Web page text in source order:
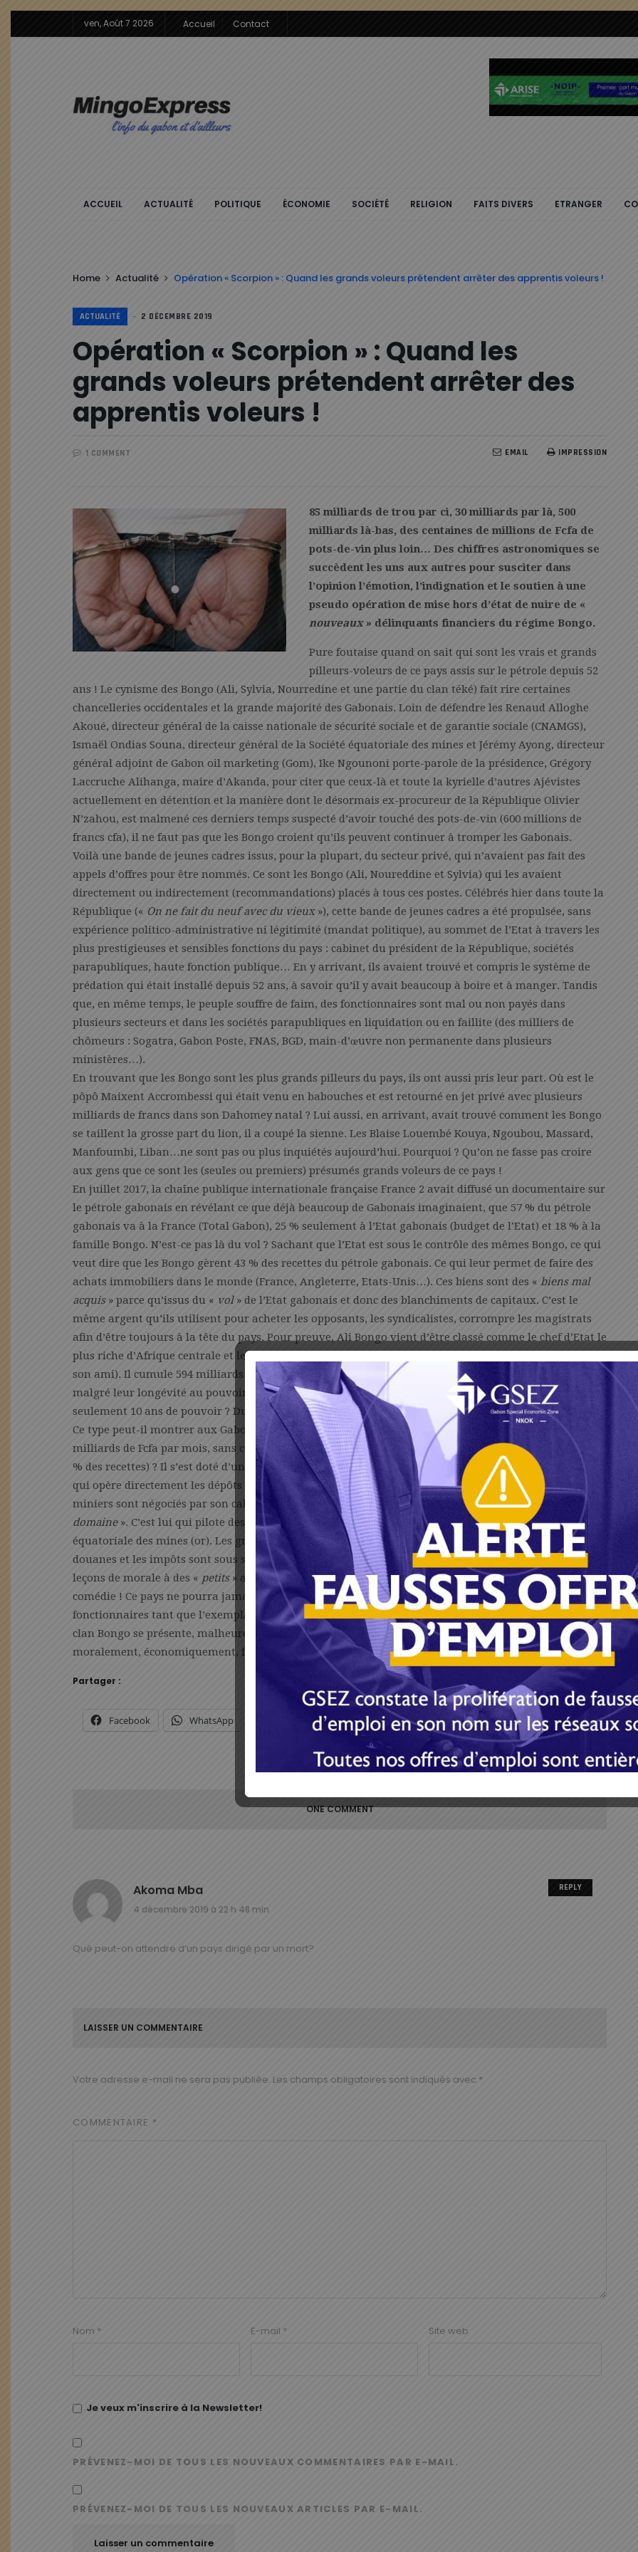
ven, Août 7 2026 Accueil Contact
ACCUEIL ACTUALITÉ POLITIQUE ÉCONOMIE SOCIÉTÉ RELIGION FAITS DIVERS ETRANGER
Home Actualité Opération « Scorpion » : Quand les grands voleurs prétendent arrêter des apprentis voleurs !
ACTUALITÉ 2 DÉCEMBRE 2019
Opération « Scorpion » : Quand les
grands voleurs prétendent arrêter des
apprentis voleurs !
1 COMMENT IMPRESSION
EMAIL
85 milliards de trou par ci, 30 milliards par là, 500
milliards là-bas, des centaines de millions de Fcfa de
pots-de-vin plus loin… Des chiffres astronomiques se
succèdent les uns aux autres pour susciter dans
l’opinion l’émotion, l’indignation et le soutien à une
pseudo opération de mise hors d’état de nuire de «
nouveaux» délinquants financiers du régime Bongo.
Pure foutaise quand on sait qui sont les vrais et grands
pilleurs-voleurs de ce pays assis sur le pétrole depuis 52
ans ! Le cynisme des Bongo (Ali, Sylvia, Nourredine et une partie du clan téké) fait rire certaines
chancelleries occidentales et la grande majorité des Gabonais. Loin de défendre les Renaud Alloghe
Akoué, directeur général de la caisse nationale de sécurité sociale et de garantie sociale (CNAMGS),
Ismaël Ondias Souna, directeur général de la Société équatoriale des mines et Jérémy Ayong, directeur
général adjoint de Gabon oil marketing (Gom), Ike Ngounoni porte-parole de la présidence, Grégory
Laccruche Alihanga, maire d’Akanda, pour citer que ceux-là et toute la kyrielle d’autres Ajévistes
actuellement en détention et la manière dont le désormais ex-procureur de la République Olivier
N’zahou, est malmené ces derniers temps suspecté d’avoir touché des pots-de-vin (600 millions de
francs cfa), il ne faut pas que les Bongo croient qu’ils peuvent continuer à tromper les Gabonais.
Voilà une bande de jeunes cadres issus, pour la plupart, du secteur privé, qui n’avaient pas fait des
appels d’offres pour être nommés. Ce sont les Bongo (Ali, Noureddine et Sylvia) qui les avaient
directement ou indirectement (recommandations) placés à tous ces postes. Célébrés hier dans toute la
République (« On ne fait du neuf avec du vieux»), cette bande de jeunes cadres a été propulsée, sans
expérience politico-administrative ni légitimité (mandat politique), au sommet de l’Etat à travers les
plus prestigieuses et sensibles fonctions du pays : cabinet du président de la République, sociétés
parapubliques, haute fonction publique… En y arrivant, ils avaient trouvé et compris le système de
prédation qui était installé depuis 52 ans, à savoir qu’il y avait beaucoup à boire et à manger. Tandis
que, en même temps, le peuple souffre de faim, des fonctionnaires sont mal ou non payés dans
plusieurs secteurs et dans les sociétés parapubliques en liquidation ou en faillite (des milliers de
chômeurs : Sogatra, Gabon Poste, FNAS, BGD, main-d’œuvre non permanente dans plusieurs
ministères…).
En trouvant que les Bongo sont les plus grands pilleurs du pays, ils ont aussi pris leur part. Où est le
pôpô Maixent Accrombessi qui était venu en babouches et est retourné en jet privé avec plusieurs
milliards de francs dans son Dahomey natal ? Lui aussi, en arrivant, avait trouvé comment les Bongo
se taillent la grosse part du lion, il a coupé la sienne. Les Blaise Louembé Kouya, Ngoubou, Massard,
Manfoumbi, Liban…ne sont pas ou plus inquiétés aujourd’hui. Pourquoi ? Qu’on ne fasse pas croire
aux gens que ce sont les (seules ou premiers) présumés grands voleurs de ce pays !
En juillet 2017, la chaîne publique internationale française France 2 avait diffusé un documentaire sur
le pétrole gabonais en révélant ce que déjà beaucoup de Gabonais imaginaient, que 57 % du pétrole
gabonais va à la France (Total Gabon), 25 % seulement à l’Etat gabonais (budget de l’Etat) et 18 % à la
famille Bongo. N’est-ce pas là du vol ? Sachant que l’Etat est sous le contrôle des mêmes Bongo, ce qui
veut dire que les Bongo gèrent 43 % des recettes du pétrole gabonais. Ce qui leur permet de faire des
achats immobiliers dans le monde (France, Angleterre, Etats-Unis…). Ces biens sont des « biens mal
acquis» parce qu’issus du « vol» de l’Etat gabonais et donc des blanchiments de capitaux. C’est le
même argent qu’ils utilisent pour acheter les opposants, les syndicalistes, corrompre les magistrats
afin d’être toujours à la tête du pays. Pour preuve, Ali Bongo vient d’être classé comme le chef d’Etat le
plus riche d’Afrique centrale et le deuxième sur tout le continent derrière Mohamed VI (roi du Maroc,
son ami). Il cumule 594 milliards de Fcfa à lui seul. Les Paul Biya, Obiang Nguema, Sassou Nguesso,
malgré leur longévité au pouvoir, ne sont rien devant Ali Bongo. D’où lui vient autant d’argent en
seulement 10 ans de pouvoir ? Du pétrole gabonais.
Ce type peut-il montrer aux Gabonais le décret sur son salaire ? Combien gagne-t-il par mois ? 1 ou 2
milliards de Fcfa par mois, sans compter les «
fonds politiques
» que le ministère du Pétrole lui verse (5
% des recettes) ? Il s’est doté d’une trésorerie spéciale des armées et de la présidence de la République
qui opère directement les dépôts et virements d’argent à son propre compte. Les contrats pétroliers et
miniers sont négociés par son cabinet. C’est le rôle du directeur de cabinet adjoint de gérer ce «
domaine». C’est lui qui pilote des sociétés comme la Société nationale du pétrole (Goc), la Société
équatoriale des mines (or). Les grandes régies financières comme le budget, le trésor et surtout les
douanes et les impôts sont sous sa botte. Un président-commerçant de cet acabit peut-il donner des
leçons de morale à des « petits» apprentis voleurs qu’il pourchasse aujourd’hui ? Non, trêve de
comédie ! Ce pays ne pourra jamais enrayer la corruption des juges et les détournements des hauts
fonctionnaires tant que l’exemplarité ne viendra pas du sommet de l’Etat. Le départ au pouvoir du
clan Bongo se présente, malheureusement pour les Gabonais, comme la seule option pour redresser
moralement, économiquement, financièrement et politiquement ce pays.
Partager :
Facebook WhatsApp E-mail Imprimer
ONE COMMENT
Akoma Mba
4 décembre 2019 à 22 h 48 min
Qué peut-on attendre d’un pays dirigé par un mort?
REPLY
LAISSER UN COMMENTAIRE
Votre adresse e-mail ne sera pas publiée. Les champs obligatoires sont indiqués avec *
COMMENTAIRE *
Nom * E-mail * Site web
Je veux m'inscrire à la Newsletter!
PRÉVENEZ-MOI DE TOUS LES NOUVEAUX COMMENTAIRES PAR E-MAIL.
PRÉVENEZ-MOI DE TOUS LES NOUVEAUX ARTICLES PAR E-MAIL.